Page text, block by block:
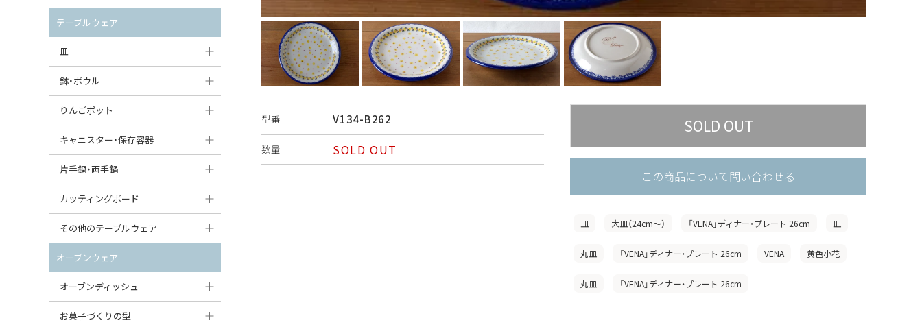
型番 V134-B262
数量
SOLD OUT
この商品について問い合わせる
皿 大皿（24cm〜） 「VENA」ディナー・プレート 26cm 皿
丸皿 「VENA」ディナー・プレート 26cm VENA 黄色小花
丸皿 「VENA」ディナー・プレート 26cm
クリーマー
ポットウォーマー
ピッチャー
コーヒードリッパー
すべて見る
テーブルウェア
皿
大皿（24cm〜）
中皿（18〜24cm）
丸皿
スープ皿
ダルマプレート
たまご型プレート
鉢・ボウル
大鉢（21cm〜）
中鉢（16〜21cm）
丸鉢・どんぶり・ボウル
茶碗
オーバルボウル
りんごポット
りんごポット
りんごポット小
キャニスター・保存容器
キャニスター
つぼ
ガーリックポット
オニオンキャニスター
片手鍋・両手鍋
ソースパン（片手鍋）
スープチュリーン
カッティングボード
角型カッティングボード
丸型カッティングボード
すべて見る
その他のテーブルウェア
調味料入れ
グレイヴィーボート
エッグカップ
オーブンウェア
オーブンディッシュ
大型（24cm〜）
お菓子づくりの型